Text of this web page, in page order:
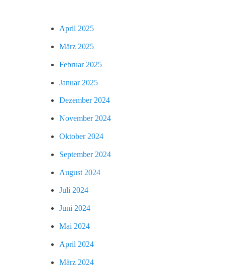
April 2025
März 2025
Februar 2025
Januar 2025
Dezember 2024
November 2024
Oktober 2024
September 2024
August 2024
Juli 2024
Juni 2024
Mai 2024
April 2024
März 2024